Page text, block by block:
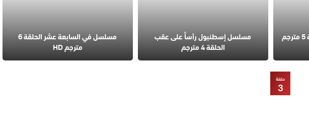
مسلسل قانون الطبيعة الحلقة 5 مترجم
مسلسل إسطنبول رأساً على عقب
الحلقة 4 مترجم
مسلسل في السابعة عشر الحلقة 6
مترجم HD
حلقة
3